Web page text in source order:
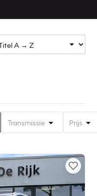
Transmissie Prijs